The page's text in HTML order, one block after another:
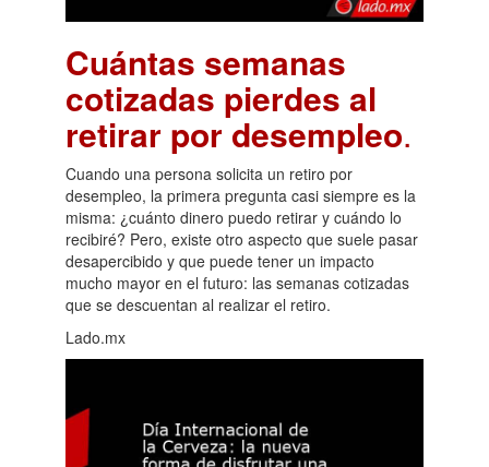
Cuántas semanas
cotizadas pierdes al
retirar por desempleo.
Cuando una persona solicita un retiro por
desempleo, la primera pregunta casi siempre es la
misma: ¿cuánto dinero puedo retirar y cuándo lo
recibiré? Pero, existe otro aspecto que suele pasar
desapercibido y que puede tener un impacto
mucho mayor en el futuro: las semanas cotizadas
que se descuentan al realizar el retiro.
Lado.mx